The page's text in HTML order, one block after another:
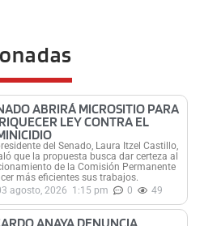
ABRIRÁ MICROSITIO PARA
LEY CONTRA EL
del Senado, Laura Itzel Castillo,
que la propuesta busca dar certeza al
de la Comisión Permanente
más eficientes sus trabajos.
agosto, 2026 1:15 pm 0 49